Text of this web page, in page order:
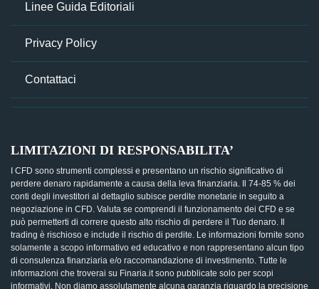
Linee Guida Editoriali
Privacy Policy
Contattaci
LIMITAZIONI DI RESPONSABILITA’
I CFD sono strumenti complessi e presentano un rischio significativo di
perdere denaro rapidamente a causa della leva finanziaria. Il 74-85 % dei
conti degli investitori al dettaglio subisce perdite monetarie in seguito a
negoziazione in CFD. Valuta se comprendi il funzionamento dei CFD e se
può permetterti di correre questo alto rischio di perdere il Tuo denaro. Il
trading è rischioso e include il rischio di perdite. Le informazioni fornite sono
solamente a scopo informativo ed educativo e non rappresentano alcun tipo
di consulenza finanziaria e/o raccomandazione di investimento. Tutte le
informazioni che troverai su Finaria.it sono pubblicate solo per scopi
informativi. Non diamo assolutamente alcuna garanzia riguardo la precisione